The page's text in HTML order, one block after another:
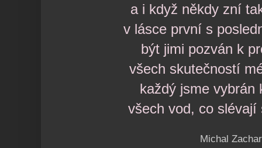
a i když někdy zní
v lásce první s
být jimi pozván k
všech skutečností
každý jsme vybrán
všech vod, co
Michal Zachar